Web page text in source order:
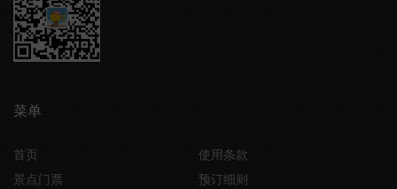
菜单
首页
使用条款
景点门票
预订细则